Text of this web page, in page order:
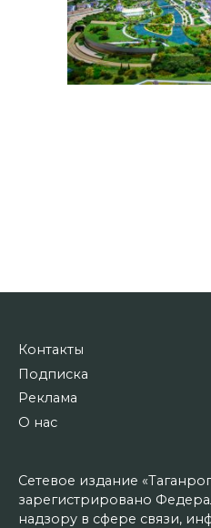
Контакты
Подписка
Реклама
О нас
Сетевое издание
зарегистрировано
надзору в сфере связи,